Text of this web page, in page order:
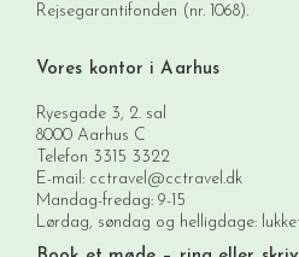
Rejsegarantifonden (nr. 1068).
Vores kontor i Aarhus
Ryesgade 3, 2. sal
8000 Aarhus C
Telefon 3315 3322
E-mail: cctravel@cctravel.dk
Mandag-fredag: 9-15
Lørdag, søndag og helligdage: